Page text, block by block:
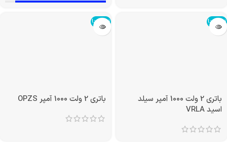
تمام شد!
باتری 2 ولت 1000 آمپر سیلد
اسید VRLA
تمام شد!
باتری 2 ولت 1000 آمپر OPZS